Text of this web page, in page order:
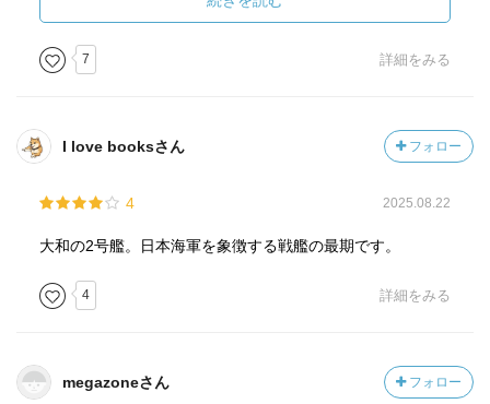
ての姿と、そこに関わった人々の熱い思いが重なって見え
ました。
まで建造した武蔵とは何だったのか。。。
少し重たい、読了後の余韻が続いています。
7 詳細をみる
I love booksさん フォロー
4 2025.08.22
大和の2号艦。日本海軍を象徴する戦艦の最期です。
4 詳細をみる
megazoneさん フォロー